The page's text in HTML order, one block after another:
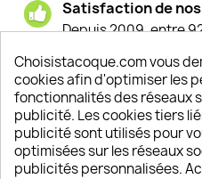
Satisfaction de
Depuis 2009, entre
Un SAV à votre
Notre SAV est
Choisistacoque.com vous
cookies afin d'optimiser les
fonctionnalités des réseaux
publicité. Les cookies tiers
publicité sont utilisés pour
optimisées sur les réseaux
publicités personnalisées.